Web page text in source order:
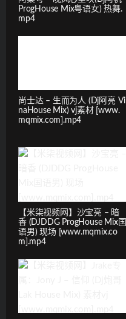
ProgHouse Mix粤语女) 热舞.
mp4
尚士达 – 生而为人 (Dj阿亮 Vi
naHouse Mix) vj素材 [www.
mqmix.com].mp4
【米柒视频网】沙宝亮 – 暗
香 (DJDDG ProgHouse Mix国
语男) 现场 [www.mqmix.co
m].mp4